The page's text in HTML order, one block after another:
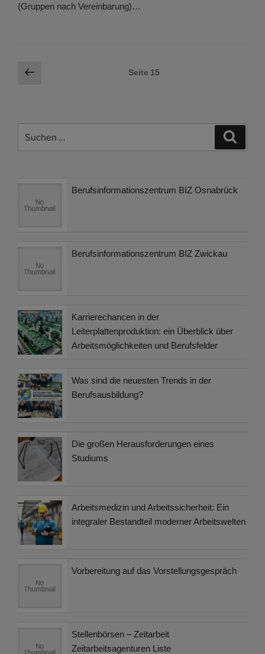
(Gruppen nach Vereinbarung)…
Seitennummerierung
Vorherige
Seite 15
nach:
Berufsinformationszentrum BIZ Osnabrück
Berufsinformationszentrum BIZ Zwickau
Karrierechancen in der
Leiterplattenproduktion: ein Überblick über
Arbeitsmöglichkeiten und Berufsfelder
Was sind die neuesten Trends in der
Berufsausbildung?
Die großen Herausforderungen eines
Studiums
Arbeitsmedizin und Arbeitssicherheit: Ein
integraler Bestandteil moderner Arbeitswelten
Vorbereitung auf das Vorstellungsgespräch
Stellenbörsen – Zeitarbeit
Zeitarbeitsagenturen Liste